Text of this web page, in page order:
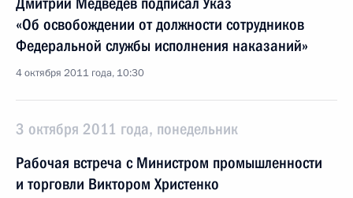
«Об освобождении от должности сотрудников
Федеральной службы исполнения наказаний»
4 октября 2011 года, 10:30
3 октября 2011 года, понедельник
Рабочая встреча с Министром промышленности
и торговли Виктором Христенко